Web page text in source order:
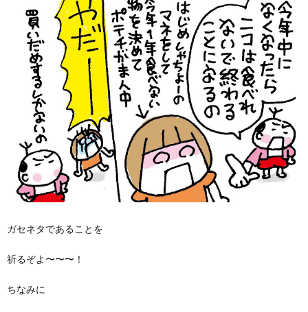
ガセネタであることを
祈るぞよ〜〜〜！
ちなみに